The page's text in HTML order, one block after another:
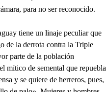
para no ser reconocido.
tiene un linaje peculiar que
de la derrota contra la Triple
parte de la población
mítico de semental que repuebla
y se quiere de herreros, pues,